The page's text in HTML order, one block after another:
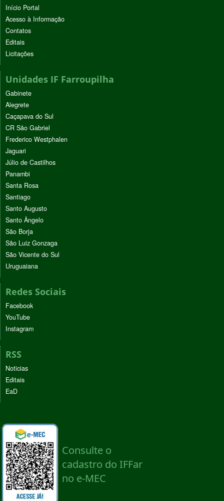
Início Portal
Acesso à Informação
Contatos
Editais
Licitações
Unidades IF Farroupilha
Gabinete
Alegrete
Caçapava do Sul
CR São Gabriel
Frederico Westphalen
Jaguari
Júlio de Castilhos
Panambi
Santa Rosa
Santiago
Santo Augusto
Santo Ângelo
São Borja
São Luiz Gonzaga
São Vicente do Sul
Uruguaiana
Redes Sociais
Facebook
YouTube
Instagram
RSS
Noticias
Editais
EaD